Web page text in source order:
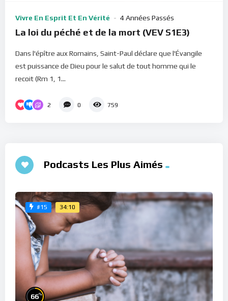
Vivre En Esprit Et En Vérité 4 Années Passés
La loi du péché et de la mort (VEV S1E3)
Dans l'épître aux Romains, Saint-Paul déclare que l'Évangile
est puissance de Dieu pour le salut de tout homme qui le
recoit (Rm 1, 1...
2 0 759
Podcasts Les Plus Aimés
#15 34:10
66%